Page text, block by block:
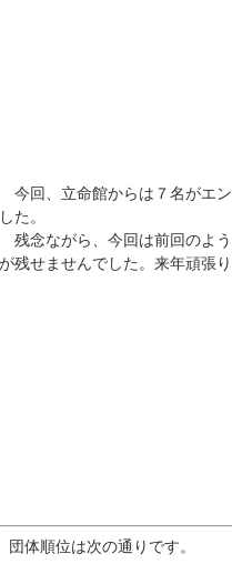
今回、立命館からは７名がエ
した。
残念ながら、今回は前回のよ
が残せませんでした。来年頑張
団体順位は次の通りです。